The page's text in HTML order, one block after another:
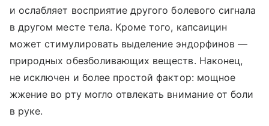
и ослабляет восприятие другого болевого сигнала
в другом месте тела. Кроме того, капсаицин
может стимулировать выделение эндорфинов —
природных обезболивающих веществ. Наконец,
не исключен и более простой фактор: мощное
жжение во рту могло отвлекать внимание от боли
в руке.